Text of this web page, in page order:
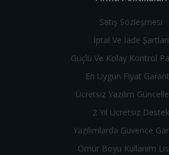
Satış Sözleşmesi
İptal Ve İade Şartları
Güçlü Ve Kolay Kontrol
En Uygun Fiyat
Ücretsiz Yazılım
2 Yıl Ücretsiz Destek
Yazılımlarda Güvence
Ömür Boyu Kullanım